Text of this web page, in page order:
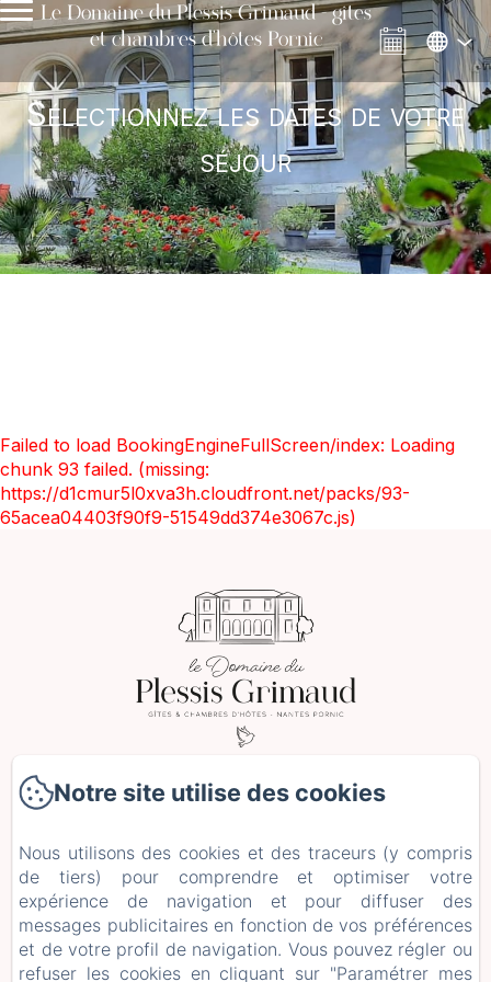
Le Domaine du Plessis Grimaud - gîtes
et chambres d'hôtes Pornic
Sélectionnez les dates de votre
séjour
Failed to load BookingEngineFullScreen/index: Loading
chunk 93 failed. (missing:
https://d1cmur5l0xva3h.cloudfront.net/packs/93-
65acea04403f90f9-51549dd374e3067c.js)
2 Le Plessis Grimaud, Saint-Viaud
Accueil
Hébergements
Séjours et Ateliers
+ d'infos
Notre site utilise des cookies
Nous utilisons des cookies et des traceurs (y compris
de tiers) pour comprendre et optimiser votre
expérience de navigation et pour diffuser des
messages publicitaires en fonction de vos préférences
et de votre profil de navigation. Vous pouvez régler ou
refuser les cookies en cliquant sur "Paramétrer mes